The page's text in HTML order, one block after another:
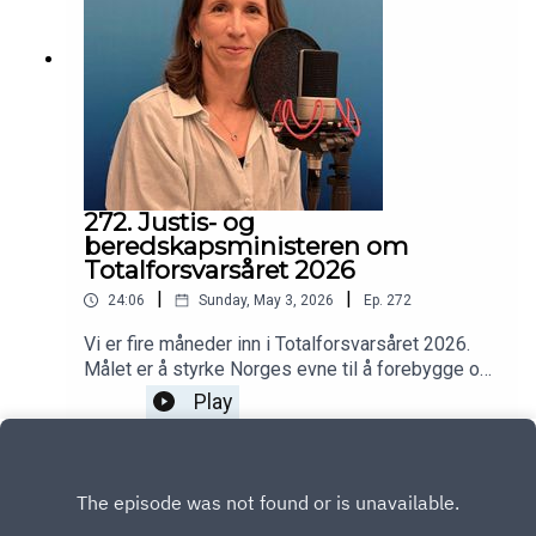
272. Justis- og
beredskapsministeren om
Totalforsvarsåret 2026
24:06 Sunday, May 3, 2026 Ep. 272
Vi er fire måneder inn i Totalforsvarsåret 2026.
Målet er å styrke Norges evne til å forebygge og
håndtere sikkerhetspolitiske kriser og krig.For
kommunene skjer det viktigste til høsten. Da
diskusjonsøvelsene – og også en veileder fra
Direktoratet for samfunnssikkerhet og beredskap
Play